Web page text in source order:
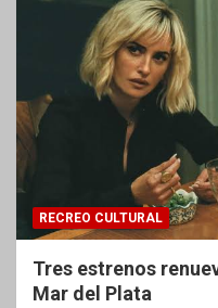
RECREO CULTURAL
Tres estrenos
Mar del Plata